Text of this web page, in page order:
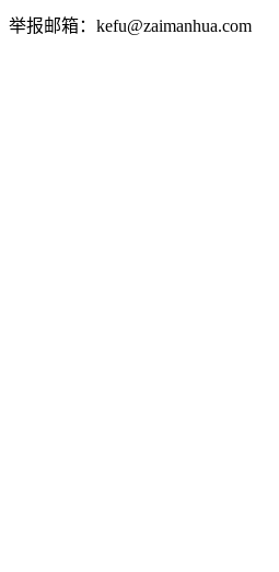
举报邮箱：kefu@zaimanhua.com